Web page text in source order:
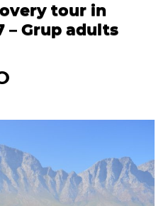
tour in
– Grup adults